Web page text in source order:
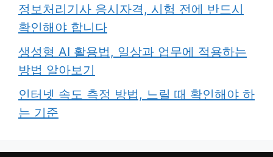
정보처리기사 응시자격, 시험 전에 반드시
확인해야 합니다
생성형 AI 활용법, 일상과 업무에 적용하는
방법 알아보기
인터넷 속도 측정 방법, 느릴 때 확인해야 하
는 기준